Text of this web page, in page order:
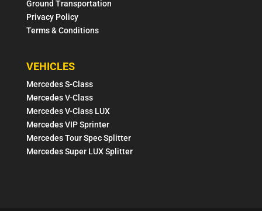
Ground Transportation
Privacy Policy
Terms & Conditions
VEHICLES
Mercedes S-Class
Mercedes V-Class
Mercedes V-Class LUX
Mercedes VIP Sprinter
Mercedes Tour Spec Splitter
Mercedes Super LUX Splitter